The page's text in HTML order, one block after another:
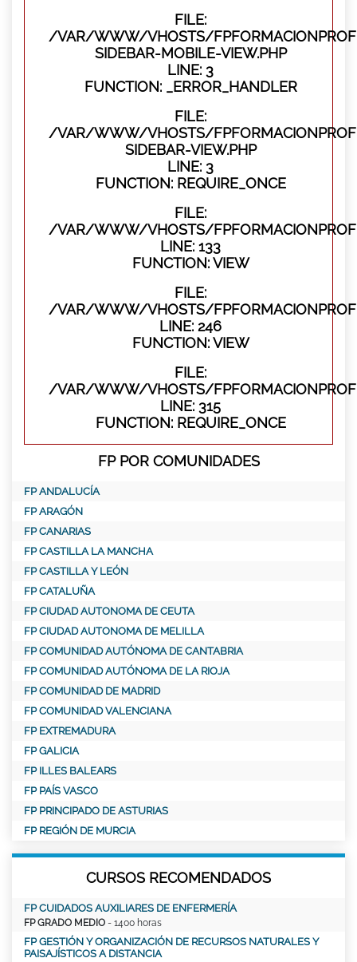
FILE:
/VAR/WWW/VHOSTS/
SIDEBAR-MOBILE-VIEW.PHP
LINE: 3
FUNCTION: _ERROR_HANDLER
FILE:
/VAR/WWW/VHOSTS/
SIDEBAR-VIEW.PHP
LINE: 3
FUNCTION: REQUIRE_ONCE
FILE:
/VAR/WWW/VHOSTS/
LINE: 133
FUNCTION: VIEW
FILE:
/VAR/WWW/VHOSTS/
LINE: 246
FUNCTION: VIEW
FILE:
/VAR/WWW/VHOSTS/
LINE: 315
FUNCTION: REQUIRE_ONCE
FP POR COMUNIDADES
FP ANDALUCÍA
FP ARAGÓN
FP CANARIAS
FP CASTILLA LA MANCHA
FP CASTILLA Y LEÓN
FP CATALUÑA
FP CIUDAD AUTONOMA DE CEUTA
FP CIUDAD AUTONOMA DE MELILLA
FP COMUNIDAD AUTÓNOMA DE CANTABRIA
FP COMUNIDAD AUTÓNOMA DE LA RIOJA
FP COMUNIDAD DE MADRID
FP COMUNIDAD VALENCIANA
FP EXTREMADURA
FP GALICIA
FP ILLES BALEARS
FP PAÍS VASCO
FP PRINCIPADO DE ASTURIAS
FP REGIÓN DE MURCIA
CURSOS RECOMENDADOS
FP CUIDADOS AUXILIARES DE ENFERMERÍA
FP GRADO MEDIO - 1400 horas
FP GESTIÓN Y ORGANIZACIÓN DE RECURSOS NATURALES Y
PAISAJÍSTICOS A DISTANCIA